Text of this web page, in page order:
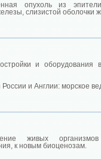
опухоль из
слизистой оболочки
и оборудования
России и Англии: морское
живых
к новым биоценозам.